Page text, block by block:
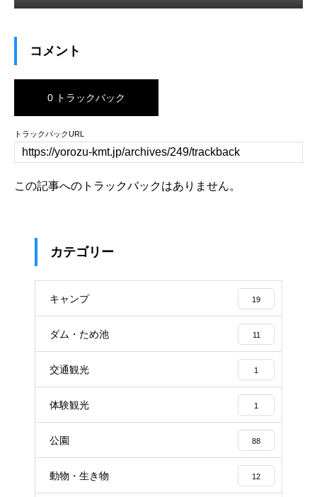
コメント
0 トラックバック
トラックバックURL
この記事へのトラックバックはありません。
カテゴリー
キャンプ 19
ダム・ため池 11
交通観光 1
体験観光 1
公園 88
動物・生き物 12